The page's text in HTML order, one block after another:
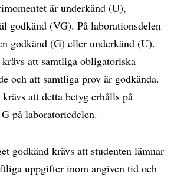
är underkänd (U),
godkänd (VG). På laborationsdelen
godkänd (G) eller underkänd (U).
att samtliga obligatoriska
och att samtliga prov är godkända.
att detta betyg erhålls på
på laboratoriedelen.
godkänd krävs att studenten lämnar
uppgifter inom angiven tid och